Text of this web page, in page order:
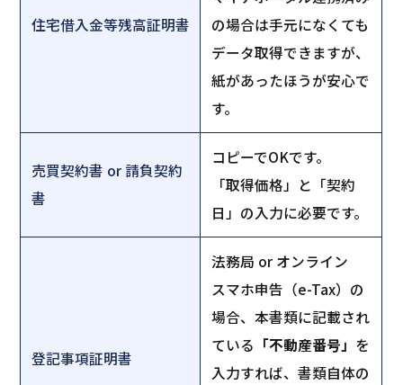
住宅借入金等残高証明書
の場合は手元になくても
データ取得できますが、
紙があったほうが安心で
す。
売買契約書 or 請負契約
書
コピーでOKです。
「取得価格」と「契約
日」の入力に必要です。
登記事項証明書
法務局 or オンライン
スマホ申告（e-Tax）の
場合、本書類に記載され
ている 「不動産番号」 を
入力すれば、書類自体の